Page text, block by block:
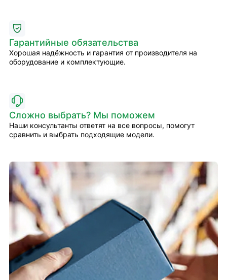
Гарантийные обязательства
Хорошая надёжность и гарантия от производителя на
оборудование и комплектующие.
Сложно выбрать? Мы поможем
Наши консультанты ответят на все вопросы, помогут
сравнить и выбрать подходящие модели.